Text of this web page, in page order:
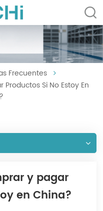
Frecuentes
Si No Estoy En
y pagar
en China?